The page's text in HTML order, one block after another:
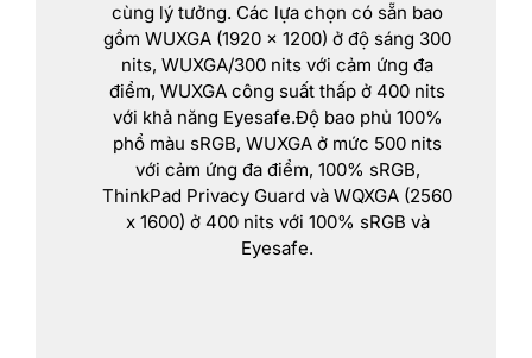
cùng lý tưởng. Các lựa chọn có sẵn bao
gồm WUXGA (1920 x 1200) ở độ sáng 300
nits, WUXGA/300 nits với cảm ứng đa
điểm, WUXGA công suất thấp ở 400 nits
với khả năng Eyesafe.Độ bao phủ 100%
phổ màu sRGB, WUXGA ở mức 500 nits
với cảm ứng đa điểm, 100% sRGB,
ThinkPad Privacy Guard và WQXGA (2560
x 1600) ở 400 nits với 100% sRGB và
Eyesafe.